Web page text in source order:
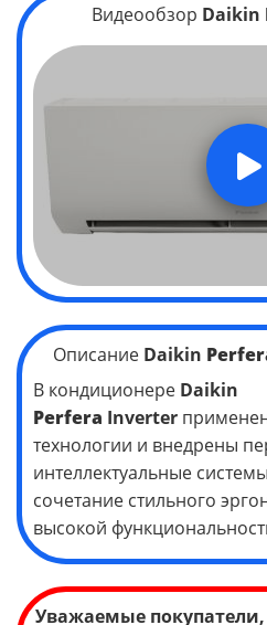
Видеообзор Daikin
Описание Daikin
В кондиционере Daikin
Perfera Inverter
технологии и внедрены
интеллектуальные
сочетание стильного
высокой
Уважаемые